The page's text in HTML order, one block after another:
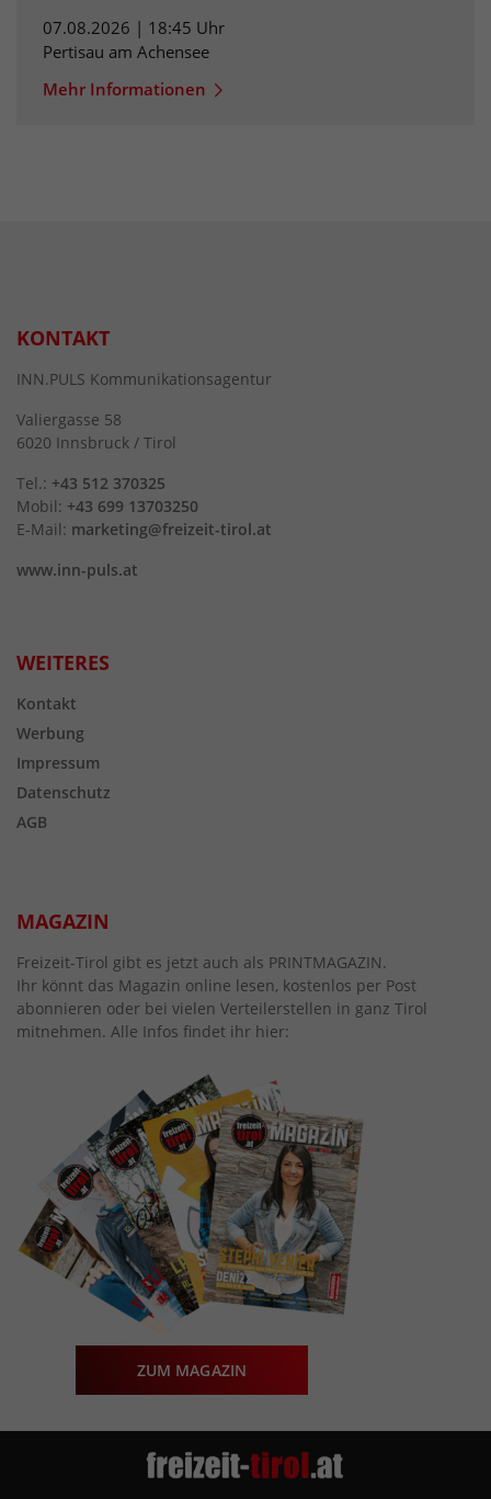
07.08.2026 | 18:45 Uhr
Pertisau am Achensee
Mehr Informationen
KONTAKT
INN.PULS Kommunikationsagentur
Valiergasse 58
6020 Innsbruck / Tirol
Tel.: +43 512 370325
Mobil: +43 699 13703250
E-Mail: marketing@freizeit-tirol.at
www.inn-puls.at
WEITERES
Kontakt
Werbung
Impressum
Datenschutz
AGB
MAGAZIN
Freizeit-Tirol gibt es jetzt auch als PRINTMAGAZIN.
Ihr könnt das Magazin online lesen, kostenlos per Post
abonnieren oder bei vielen Verteilerstellen in ganz Tirol
mitnehmen. Alle Infos findet ihr hier:
ZUM MAGAZIN